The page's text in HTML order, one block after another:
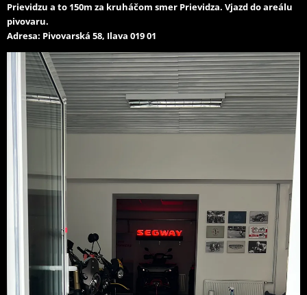
Prievidzu a to 150m za kruháčom smer Prievidza. Vjazd do areálu
pivovaru.
Adresa: Pivovarská 58, Ilava 019 01